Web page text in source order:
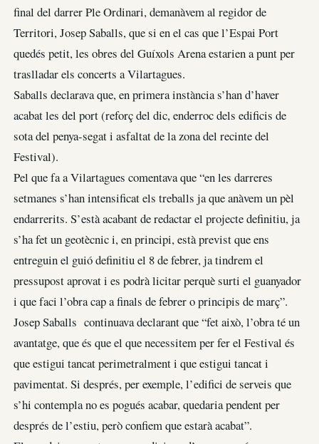
final del darrer Ple Ordinari, demanàvem al regidor de
Territori, Josep Saballs, que si en el cas que l’Espai Port
quedés petit, les obres del Guíxols Arena estarien a punt per
traslladar els concerts a Vilartagues.
Saballs declarava que, en primera instància s’han d’haver
acabat les del port (reforç del dic, enderroc dels edificis de
sota del penya-segat i asfaltat de la zona del recinte del
Festival).
Pel que fa a Vilartagues comentava que “en les darreres
setmanes s’han intensificat els treballs ja que anàvem un pèl
endarrerits. S’està acabant de redactar el projecte definitiu, ja
s’ha fet un geotècnic i, en principi, està previst que ens
entreguin el guió definitiu el 8 de febrer, ja tindrem el
pressupost aprovat i es podrà licitar perquè surti el guanyador
i que faci l’obra cap a finals de febrer o principis de març”.
Josep Saballs continuava declarant que “fet això, l’obra té un
avantatge, que és que el que necessitem per fer el Festival és
que estigui tancat perimetralment i que estigui tancat i
pavimentat. Si després, per exemple, l’edifici de serveis que
s’hi contempla no es pogués acabar, quedaria pendent per
després de l’estiu, però confiem que estarà acabat”.